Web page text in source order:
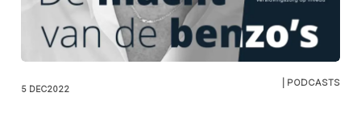
5 DEC2022
| PODCASTS